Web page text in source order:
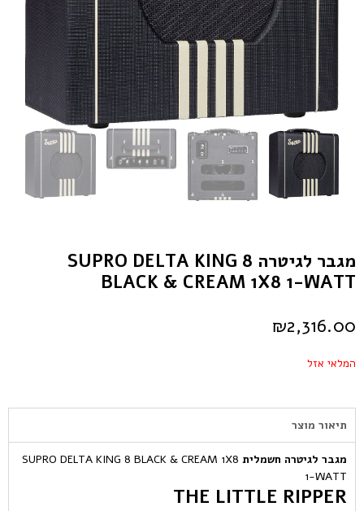
מגבר לגיטרה SUPRO DELTA KING 8
BLACK & CREAM 1X8 1-WATT
₪2,316.00
המלאי אזל
תיאור מוצר
מגבר לגיטרה חשמלית SUPRO DELTA KING 8 BLACK & CREAM 1X8
1-WATT
THE LITTLE RIPPER